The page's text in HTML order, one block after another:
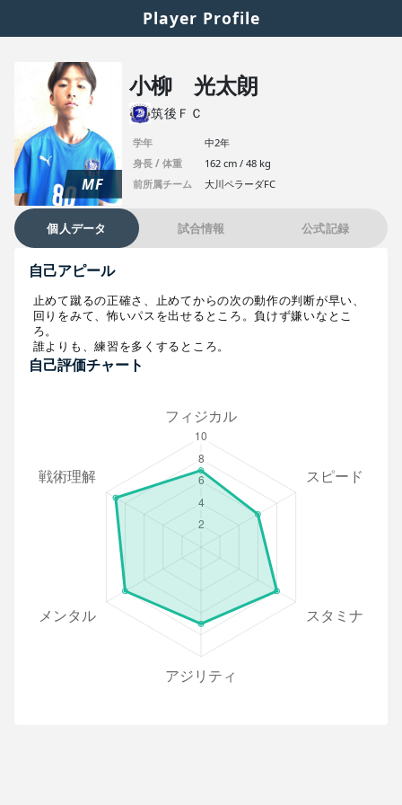
Player Profile
MF
小柳 光太朗
筑後ＦＣ
学年
中2年
身長 / 体重
162 cm / 48 kg
前所属チーム
大川ペラーダFC
個人データ 試合情報 公式記録
自己アピール
止めて蹴るの正確さ、止めてからの次の動作の判断が早い、
回りをみて、怖いパスを出せるところ。負けず嫌いなとこ
ろ。
誰よりも、練習を多くするところ。
自己評価チャート